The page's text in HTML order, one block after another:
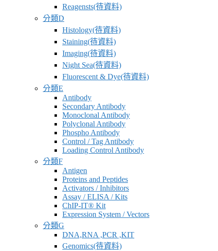
Reagensts(待資料)
分類D
Histology(待資料)
Staining(待資料)
Imaging(待資料)
Night Sea(待資料)
Fluorescent & Dye(待資料)
分類E
Antibody
Secondary Antibody
Monoclonal Antibody
Polyclonal Antibody
Phospho Antibody
Control / Tag Antibody
Loading Control Antibody
分類F
Antigen
Proteins and Peptides
Activators / Inhibitors
Assay / ELISA / Kits
ChIP-IT® Kit
Expression System / Vectors
分類G
DNA,RNA ,PCR ,KIT
Genomics(待資料)